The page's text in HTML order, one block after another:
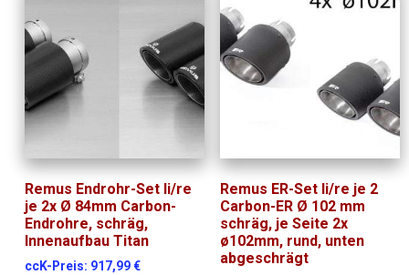
Remus Endrohr-Set li/re
je 2x Ø 84mm Carbon-
Endrohre, schräg,
Innenaufbau Titan
ccK-Preis: 917,99€
Remus ER-Set li/re je 2
Carbon-ER Ø 102 mm
schräg, je Seite 2x
ø102mm, rund, unten
abgeschrägt